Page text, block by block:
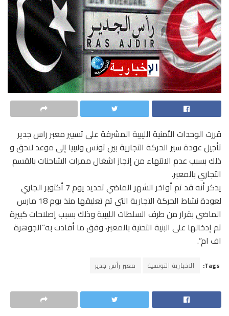
قررت الوحدات الأمنية الليبية المشرفة على تسيير معبر راس جدير
تأجيل عودة سير الحركة التجارية بين تونس وليبيا إلى موعد لاحق و
ذلك بسبب عدم الانتهاء من إنجاز اشغال ممرات الشاحنات بالقسم
التجاري بالمعبر.
يذكر أنه قد تم أواخر الشهر الماضي تحديد يوم 7 أكتوبر الجاري
لعودة نشاط الحركة التجارية التي تم تعليقها منذ يوم 18 مارس
الماضي بقرار من طرف السلطات الليبية وذلك بسبب إصلاحات كبيرة
تم إدخالها على البنية التحتية بالمعبر، وفق ما أفادت به”الجوهرة
اف ام”.
Tags: الاخبارية التونسية معبر رأس جدير